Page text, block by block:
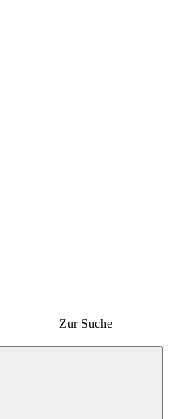
Zur Suche